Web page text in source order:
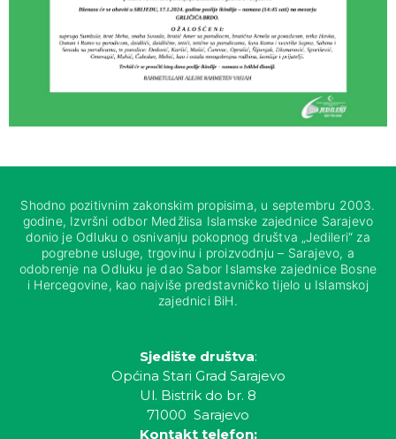
Shodno pozitivnim zakonskim propisima, u septembru 2003.
godine, Izvršni odbor Medžlisa Islamske zajednice Sarajevo
donio je Odluku o osnivanju pokopnog društva „Jedileri“ za
pogrebne usluge, trgovinu i proizvodnju – Sarajevo, a
odobrenje na Odluku je dao Sabor Islamske zajednice Bosne
i Hercegovine, kao najviše predstavničko tijelo u Islamskoj
zajednici BiH.
Sjedište društva:
Općina Stari Grad Sarajevo
Ul. Bistrik do br. 8
71000 Sarajevo
Kontakt telefon: